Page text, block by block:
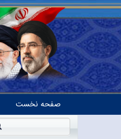
صفحه نخست